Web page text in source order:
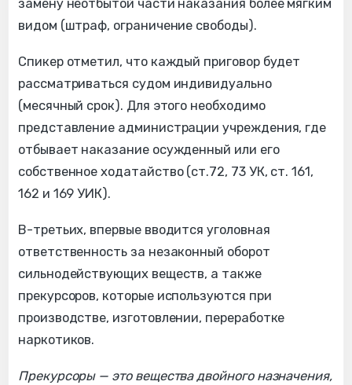
замену неотбытой части наказания более мягким
видом (штраф, ограничение свободы).
Спикер отметил, что каждый приговор будет
рассматриваться судом индивидуально
(месячный срок). Для этого необходимо
представление администрации учреждения, где
отбывает наказание осужденный или его
собственное ходатайство (ст.72, 73 УК, ст. 161,
162 и 169 УИК).
В-третьих, впервые вводится уголовная
ответственность за незаконный оборот
сильнодействующих веществ, а также
прекурсоров, которые используются при
производстве, изготовлении, переработке
наркотиков.
Прекурсоры — это вещества двойного назначения,